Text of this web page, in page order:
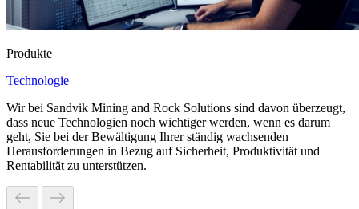
Produkte
Technologie
Wir bei Sandvik Mining and Rock Solutions sind davon überzeugt,
dass neue Technologien noch wichtiger werden, wenn es darum
geht, Sie bei der Bewältigung Ihrer ständig wachsenden
Herausforderungen in Bezug auf Sicherheit, Produktivität und
Rentabilität zu unterstützen.